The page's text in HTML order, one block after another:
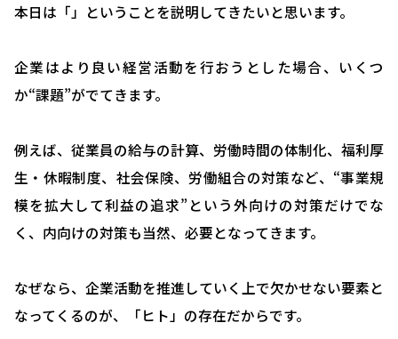
本日は「」ということを説明してきたいと思います。
企業はより良い経営活動を行おうとした場合、いくつ
か“課題”がでてきます。
例えば、従業員の給与の計算、労働時間の体制化、福利厚
生・休暇制度、社会保険、労働組合の対策など、“事業規
模を拡大して利益の追求”という外向けの対策だけでな
く、内向けの対策も当然、必要となってきます。
なぜなら、企業活動を推進していく上で欠かせない要素と
なってくるのが、「ヒト」の存在だからです。